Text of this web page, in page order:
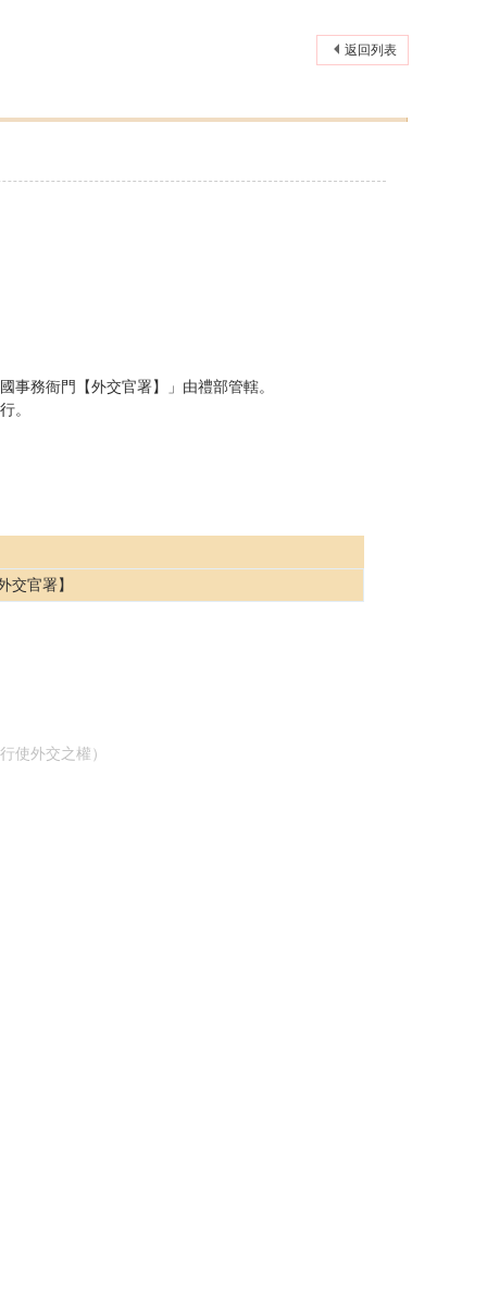
返回列表
事務衙門【外交官署】」由禮部管轄。
。
交官署】
使外交之權）